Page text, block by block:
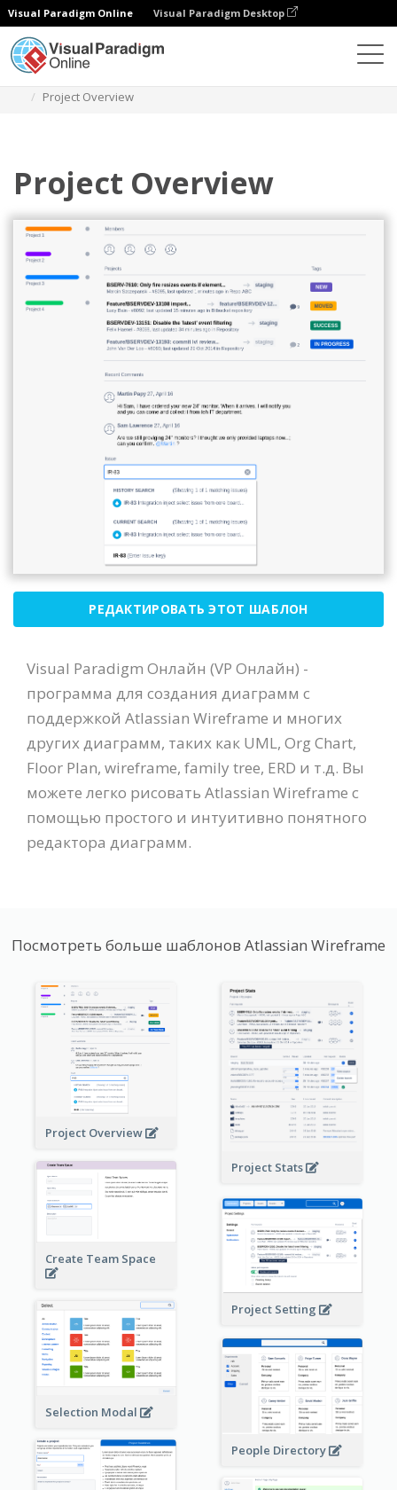
Visual Paradigm Online Visual Paradigm Desktop
Project Overview
Project Overview
РЕДАКТИРОВАТЬ ЭТОТ ШАБЛОН
Visual Paradigm Онлайн (VP Онлайн) -
программа для создания диаграмм с
поддержкой Atlassian Wireframe и многих
других диаграмм, таких как UML, Org Chart,
Floor Plan, wireframe, family tree, ERD и т.д. Вы
можете легко рисовать Atlassian Wireframe с
помощью простого и интуитивно понятного
редактора диаграмм.
Посмотреть больше шаблонов Atlassian Wireframe
Project Overview
Project Stats
Create Team Space
Project Setting
Selection Modal
People Directory